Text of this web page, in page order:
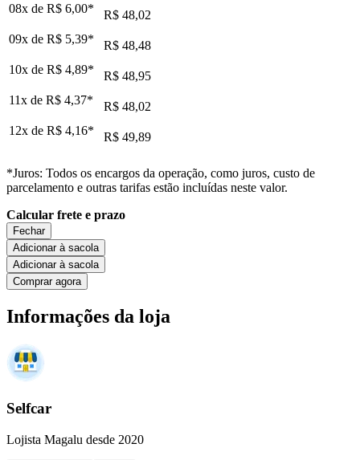
08x de R$ 6,00*
R$ 48,02
09x de R$ 5,39*
R$ 48,48
10x de R$ 4,89*
R$ 48,95
11x de R$ 4,37*
R$ 48,02
12x de R$ 4,16* R$ 49,89
*Juros: Todos os encargos da operação, como juros, custo de
parcelamento e outras tarifas estão incluídas neste valor.
Calcular frete e prazo
Fechar
Adicionar à sacola
Adicionar à sacola
Comprar agora
Informações da loja
Selfcar
Lojista Magalu desde 2020